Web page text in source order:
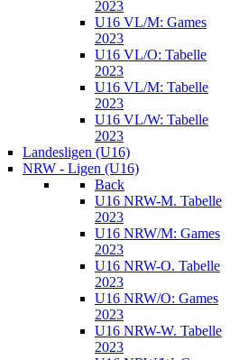
2023
U16 VL/M: Games
2023
U16 VL/O: Tabelle
2023
U16 VL/M: Tabelle
2023
U16 VL/W: Tabelle
2023
Landesligen (U16)
NRW - Ligen (U16)
Back
U16 NRW-M. Tabelle
2023
U16 NRW/M: Games
2023
U16 NRW-O. Tabelle
2023
U16 NRW/O: Games
2023
U16 NRW-W. Tabelle
2023